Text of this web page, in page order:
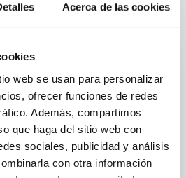
Acerca de las cookies
web se usan para personalizar
ofrecer funciones de redes
Además, compartimos
que haga del sitio web con
sociales, publicidad y análisis
con otra información
with Dense
between Cloud and
model of star formation,
between the magnetic